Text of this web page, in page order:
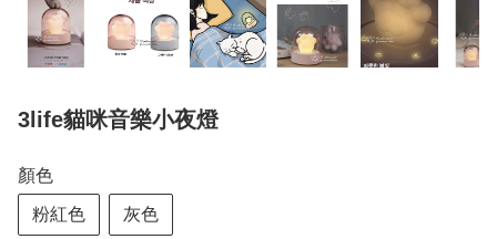
3life貓咪音樂小夜燈
顏色
粉紅色 灰色